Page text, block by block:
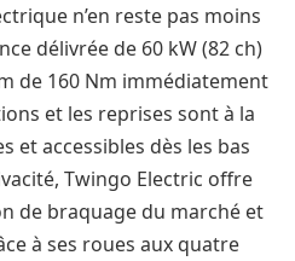
n’en reste pas moins
délivrée de 60 kW (82 ch)
de 160 Nm immédiatement
et les reprises sont à la
et accessibles dès les bas
Twingo Electric offre
de braquage du marché et
à ses roues aux quatre